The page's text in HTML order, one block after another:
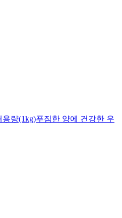
량(1kg)푸짐한 양에 건강한 우